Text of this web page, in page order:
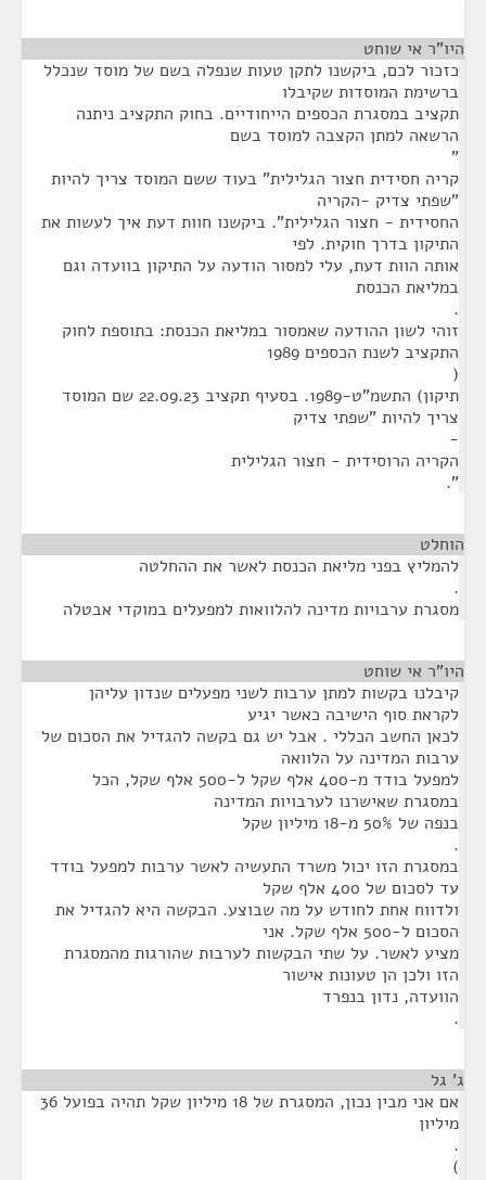
היו"ר אי שוחט
כזכור לכם, ביקשנו לתקן טעות שנפלה בשם של מוסד שנכלל
ברשימת המוסדות שקיבלו
תקציב במסגרת הכספים הייחודיים. בחוק התקציב ניתנה
הרשאה למתן הקצבה למוסד בשם
"
קריה חסידית חצור הגלילית" בעוד ששם המוסד צריך להיות
"שפתי צדיק -הקריה
החסידית - חצור הגלילית". ביקשנו חוות דעת איך לעשות את
התיקון בדרך חוקית. לפי
אותה הוות דעת, עלי למסור הודעה על התיקון בוועדה וגם
במליאת הכנסת
.
זוהי לשון ההודעה שאמסור במליאת הכנסת: בתוספת לחוק
התקציב לשנת הכספים 1989
(
תיקון) התשמ"ט-1989. בסעיף תקציב 22.09.23 שם המוסד
צריך להיות "שפתי צדיק
-
הקריה הרוסידית - חצור הגלילית
".
הוחלט
להמליץ בפני מליאת הכנסת לאשר את ההחלטה
.
מסגרת ערבויות מדינה להלוואות למפעלים במוקדי אבטלה
היו"ר אי שוחט
קיבלנו בקשות למתן ערבות לשני מפעלים שנדון עליהן
לקראת סוף הישיבה כאשר יגיע
לכאן החשב הכללי . אבל יש גם בקשה להגדיל את הסכום של
ערבות המדינה על הלוואה
למפעל בודד מ-400 אלף שקל ל-500 אלף שקל, הכל
במסגרת שאישרנו לערבויות המדינה
בנפה של 50% מ-18 מיליון שקל
.
במסגרת הזו יכול משרד התעשיה לאשר ערבות למפעל בודד
עד לסכום של 400 אלף שקל
ולדווח אחת לחודש על מה שבוצע. הבקשה היא להגדיל את
הסכום ל-500 אלף שקל. אני
מציע לאשר. על שתי הבקשות לערבות שהורגות מהמסגרת
הזו ולכן הן טעונות אישור
הוועדה, נדון בנפרד
.
ג' גל
אם אני מבין נכון, המסגרת של 18 מיליון שקל תהיה בפועל 36
מיליון
.
)